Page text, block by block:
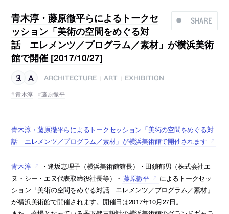
SHARE
青木淳・藤原徹平らによるトークセ
ッション「美術の空間をめぐる対
話 エレメンツ／プログラム／素材」が横浜美術
館で開催 [2017/10/27]
ARCHITECTURE ART
EXHIBITION
青木淳
藤原徹平
青木淳・藤原徹平らによるトークセッション「美術の空間をめぐる対
話 エレメンツ／プログラム／素材」が横浜美術館で開催されます
青木淳
・逢坂恵理子（横浜美術館館長）・田鎖郁男（株式会社エ
ヌ・シー・エヌ代表取締役社長等）・ 藤原徹平
によるトークセッ
ション「美術の空間をめぐる対話 エレメンツ／プログラム／素材」
が横浜美術館で開催されます。開催日は2017年10月27日。